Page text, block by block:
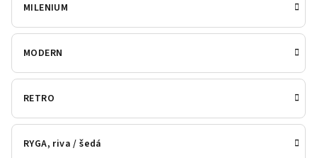
MILENIUM
MODERN
RETRO
RYGA, riva / šedá